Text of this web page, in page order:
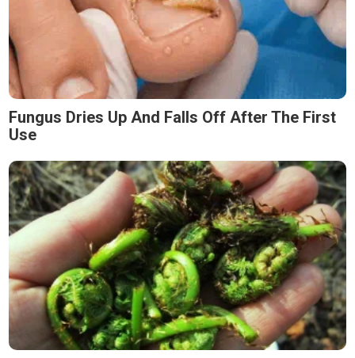
Fungus Dries Up And Falls Off After The First
Use